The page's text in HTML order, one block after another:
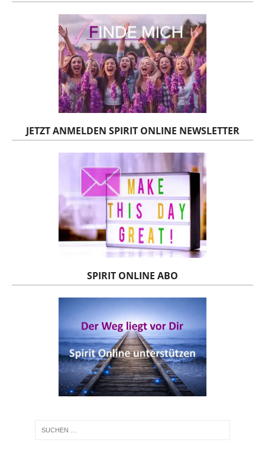
JETZT ANMELDEN SPIRIT ONLINE NEWSLETTER
SPIRIT ONLINE ABO